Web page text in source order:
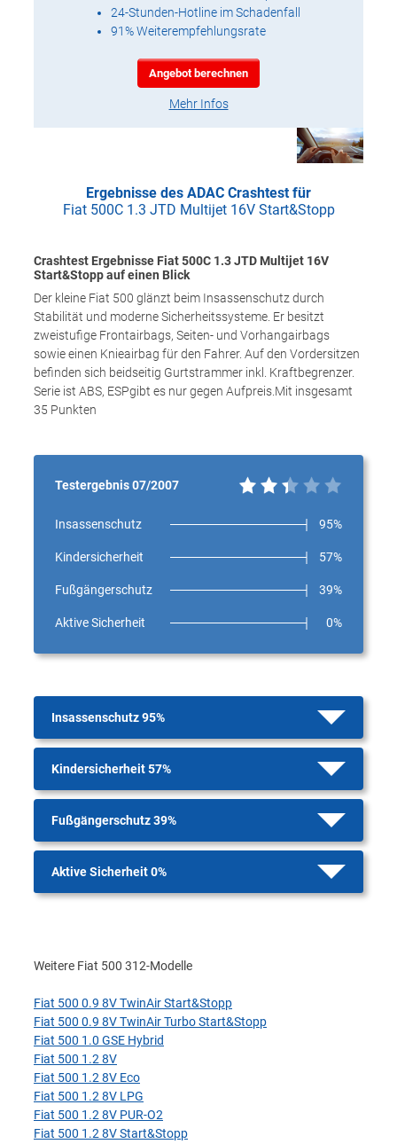
24-Stunden-Hotline im Schadenfall
91% Weiterempfehlungsrate
Angebot berechnen
Mehr Infos
Ergebnisse des ADAC Crashtest für
Fiat 500C 1.3 JTD Multijet 16V Start&Stopp
Crashtest Ergebnisse Fiat 500C 1.3 JTD Multijet 16V
Start&Stopp auf einen Blick
Der kleine Fiat 500 glänzt beim Insassenschutz durch
Stabilität und moderne Sicherheitssysteme. Er besitzt
zweistufige Frontairbags, Seiten- und Vorhangairbags
sowie einen Knieairbag für den Fahrer. Auf den Vordersitzen
befinden sich beidseitig Gurtstrammer inkl. Kraftbegrenzer.
Serie ist ABS, ESPgibt es nur gegen Aufpreis.Mit insgesamt
35 Punkten
Testergebnis 07/2007
Insassenschutz 95%
Kindersicherheit 57%
Fußgängerschutz 39%
Aktive Sicherheit 0%
Insassenschutz 95%
Kindersicherheit 57%
Fußgängerschutz 39%
Aktive Sicherheit 0%
Weitere Fiat 500 312-Modelle
Fiat 500 0.9 8V TwinAir Start&Stopp
Fiat 500 0.9 8V TwinAir Turbo Start&Stopp
Fiat 500 1.0 GSE Hybrid
Fiat 500 1.2 8V
Fiat 500 1.2 8V Eco
Fiat 500 1.2 8V LPG
Fiat 500 1.2 8V PUR-O2
Fiat 500 1.2 8V Start&Stopp